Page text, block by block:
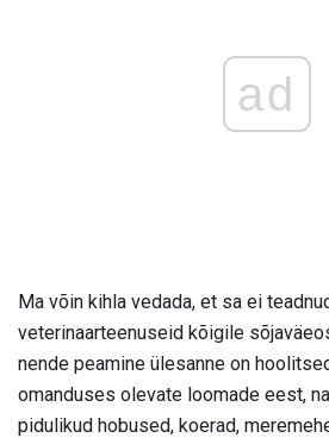
ad
Ma võin kihla vedada, et sa ei
veterinaarteenuseid kõigile
nende peamine ülesanne on
omanduses olevate loomade eest,
pidulikud hobused, koerad,